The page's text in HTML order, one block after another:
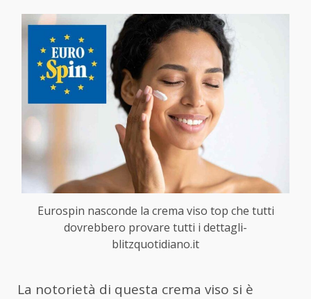
Eurospin nasconde la crema viso top che tutti
dovrebbero provare tutti i dettagli-
blitzquotidiano.it
La notorietà di questa crema viso si è